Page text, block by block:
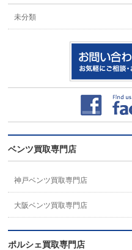
未分類
ベンツ買取専門店
神戸ベンツ買取専門店
大阪ベンツ買取専門店
ポルシェ買取専門店